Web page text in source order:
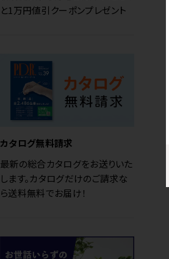
と1万円値引クーポンプレゼント
カタログ無料請求
最新の総合カタログをお送りいた
します。カタログだけのご請求な
ら送料無料でお届け！